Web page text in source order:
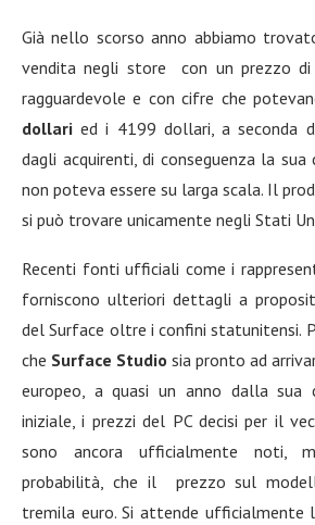
Già nello scorso anno abbiamo
vendita negli store con un prezzo di
ragguardevole e con cifre che
dollari ed i 4199 dollari, a seconda
dagli acquirenti, di conseguenza la sua
non poteva essere su larga scala. Il
si può trovare unicamente negli Stati
Recenti fonti ufficiali come i
forniscono ulteriori dettagli a
del Surface oltre i confini statunitensi.
che Surface Studio sia pronto ad
europeo, a quasi un anno dalla sua
iniziale, i prezzi del PC decisi per il
sono ancora ufficialmente noti,
probabilità, che il prezzo sul
tremila euro. Si attende ufficialmente